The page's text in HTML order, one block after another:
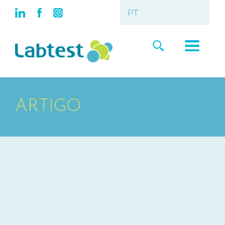
ARTIGO